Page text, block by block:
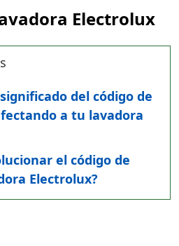
Electrolux
del código de
a tu lavadora
el código de
Electrolux?